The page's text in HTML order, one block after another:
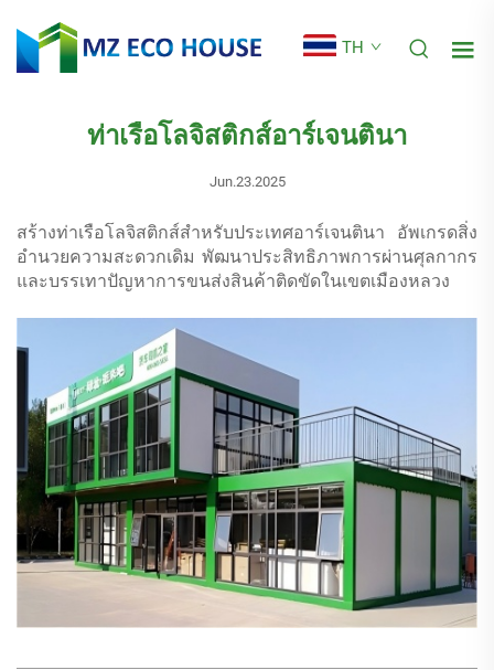
TH
ท่าเรือโลจิสติกส์อาร์เจนตินา
Jun.23.2025
สร้างท่าเรือโลจิสติกส์สำหรับประเทศอาร์เจนตินา อัพเกรดสิ่ง
อำนวยความสะดวกเดิม พัฒนาประสิทธิภาพการผ่านศุลกากร
และบรรเทาปัญหาการขนส่งสินค้าติดขัดในเขตเมืองหลวง